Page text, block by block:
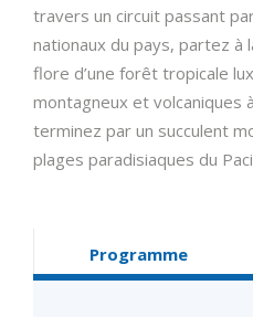
travers un circuit passant
nationaux du pays, partez à
flore d’une forêt tropicale
montagneux et volcaniques
terminez par un succulent
plages paradisiaques du
Programme